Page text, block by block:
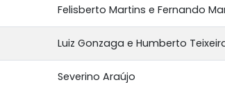
Felisberto Martins e Fernando
Luiz Gonzaga e Humberto
Severino Araújo